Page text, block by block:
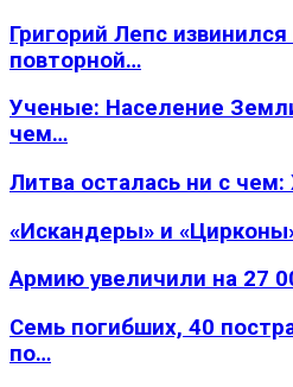
Григорий Лепс
повторной…
Ученые: Население
чем…
Литва осталась ни с
«Искандеры» и
Армию увеличили на 27
Семь погибших, 40
по…